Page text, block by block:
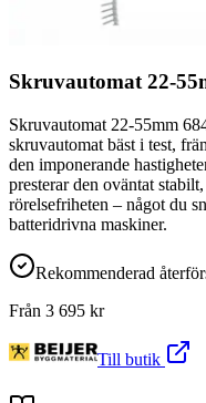
Skruvautomat 22-
Skruvautomat 22-55mm
skruvautomat bäst i test,
den imponerande
presterar den oväntat
rörelsefriheten – något du
batteridrivna maskiner.
Rekommenderad
Från 3 695 kr
Till butik